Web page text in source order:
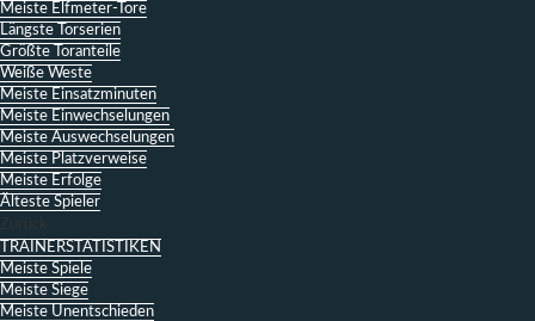
Meiste Elfmeter-Tore
Längste Torserien
Größte Toranteile
Weiße Weste
Meiste Einsatzminuten
Meiste Einwechselungen
Meiste Auswechselungen
Meiste Platzverweise
Meiste Erfolge
Älteste Spieler
Zurück
TRAINERSTATISTIKEN
Meiste Spiele
Meiste Siege
Meiste Unentschieden